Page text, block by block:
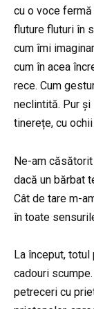
cu o voce
fluture fluturi în
cum îmi
cum în acea
rece. Cum
neclintită. Pur
tinerețe, cu
Ne-am
dacă un bărbat
Cât de tare m-
în toate
La început, totul
cadouri
petreceri cu